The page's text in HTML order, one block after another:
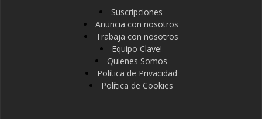
Suscripciones
Anuncia con nosotros
Trabaja con nosotros
Equipo Clave!
Quienes Somos
Política de Privacidad
Política de Cookies